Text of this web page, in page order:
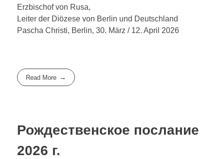
Erzbischof von Rusa,
Leiter der Diözese von Berlin und Deutschland
Pascha Christi, Berlin, 30. März / 12. April 2026
Read More
Рождественское послание
2026 г.